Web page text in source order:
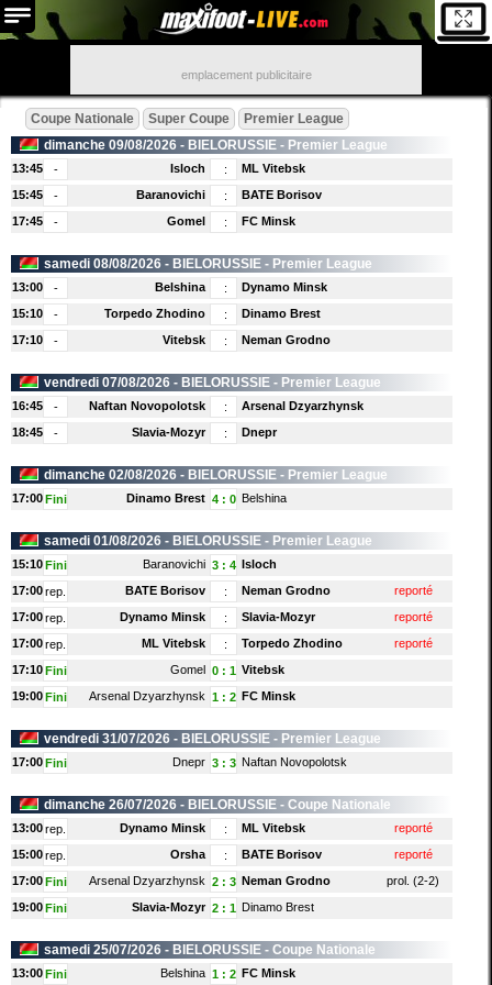
emplacement publicitaire
Coupe Nationale Super Coupe
Premier League
dimanche 09/08/2026 - BIELORUSSIE - Premier League
13:45 - Isloch :
ML Vitebsk
15:45
- Baranovichi :
BATE Borisov
17:45
- Gomel : FC Minsk
samedi 08/08/2026 - BIELORUSSIE - Premier League
13:00 - Belshina :
Dynamo Minsk
15:10
- Torpedo Zhodino :
Dinamo Brest
17:10
- Vitebsk : Neman Grodno
vendredi 07/08/2026 - BIELORUSSIE - Premier League
16:45 - Naftan Novopolotsk :
Arsenal Dzyarzhynsk
18:45
- Slavia-Mozyr : Dnepr
dimanche 02/08/2026 - BIELORUSSIE - Premier League
17:00 Fini Dinamo Brest 4: 0 Belshina
samedi 01/08/2026 - BIELORUSSIE - Premier League
15:10 Fini Baranovichi 3: 4
Isloch
17:00 rep. BATE Borisov : Neman Grodno
reporté
17:00 rep. Dynamo Minsk : Slavia-Mozyr
reporté
17:00 rep. ML Vitebsk : Torpedo Zhodino
reporté
17:10 Fini Gomel 0: 1 Vitebsk
19:00 Fini Arsenal Dzyarzhynsk 1: 2 FC Minsk
vendredi 31/07/2026 - BIELORUSSIE - Premier League
17:00 Fini Dnepr 3: 3 Naftan Novopolotsk
dimanche 26/07/2026 - BIELORUSSIE - Coupe Nationale
13:00 rep. Dynamo Minsk : ML Vitebsk
reporté
15:00 rep. Orsha : BATE Borisov
reporté
17:00 Fini Arsenal Dzyarzhynsk 2: 3 Neman Grodno
prol. (2-2)
19:00 Fini Slavia-Mozyr 2: 1 Dinamo Brest
samedi 25/07/2026 - BIELORUSSIE - Coupe Nationale
13:00 Fini Belshina 1: 2 FC Minsk